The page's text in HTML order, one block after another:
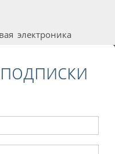
электроника